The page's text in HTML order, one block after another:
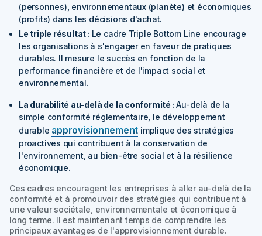
(personnes), environnementaux (planète) et économiques
(profits) dans les décisions d'achat.
Le triple résultat : Le cadre Triple Bottom Line encourage
les organisations à s'engager en faveur de pratiques
durables. Il mesure le succès en fonction de la
performance financière et de l'impact social et
environnemental.
La durabilité au-delà de la conformité :Au-delà de la
simple conformité réglementaire, le développement
durable approvisionnement implique des stratégies
proactives qui contribuent à la conservation de
l'environnement, au bien-être social et à la résilience
économique.
Ces cadres encouragent les entreprises à aller au-delà de la
conformité et à promouvoir des stratégies qui contribuent à
une valeur sociétale, environnementale et économique à
long terme. Il est maintenant temps de comprendre les
principaux avantages de l'approvisionnement durable.